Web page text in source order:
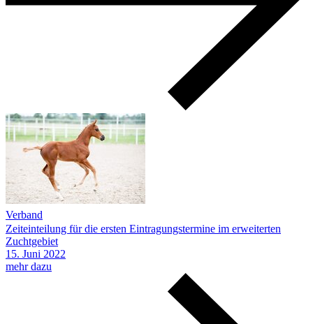
Verband
Zeiteinteilung für die ersten Eintragungstermine im erweiterten
Zuchtgebiet
15. Juni 2022
mehr dazu